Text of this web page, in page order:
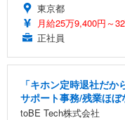
東京都
月給25万9,400円～
正社員
「キホン定時退社だ
サポート事務/残業ほぼ
toBE Tech株式会社